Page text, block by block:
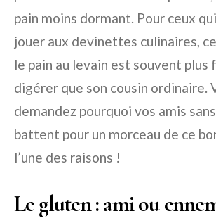
pain moins dormant. Pour ceux
jouer aux devinettes culinaires,
le pain au levain est souvent plus
digérer que son cousin ordinaire.
demandez pourquoi vos amis
battent pour un morceau de ce
l’une des raisons !
Le gluten : ami ou